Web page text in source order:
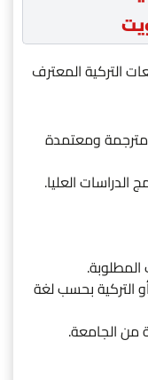
التركية المعترف
مترجمة ومعتمدة
الدراسات العليا.
التركية بحسب لغة
من الجامعة.